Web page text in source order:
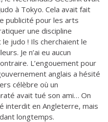
à Tokyo. Cela avait fait
publicité pour les arts
une discipline
judo ! Ils cherchaient le
Je n’ai eu aucun
L’engouement pour
anglais a hésité
célèbre où un
avait tué son ami… On
interdit en Angleterre, mais
longtemps.